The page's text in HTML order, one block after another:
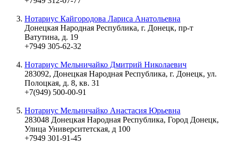
Нотариус Кайгородова Лариса Анатольевна
Донецкая Народная Республика, г. Донецк, пр-т
Ватутина, д. 19
+7949 305-62-32
Нотариус Мельничайко Дмитрий Николаевич
283092, Донецкая Народная Республика, г. Донецк, ул.
Полоцкая, д. 8, кв. 31
+7(949) 500-00-91
Нотариус Мельничайко Анастасия Юрьевна
283048 Донецкая Народная Республика, Город Донецк,
Улица Университетская, д 100
+7949 301-91-45